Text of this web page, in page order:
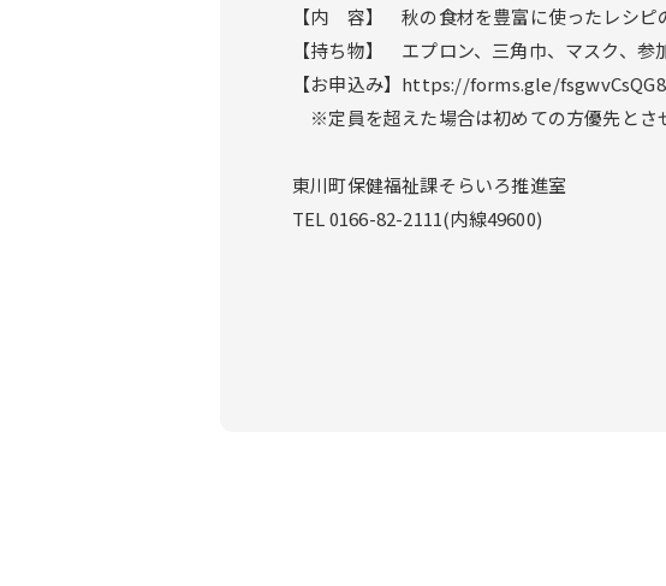
【内 容】 秋の食材を豊富に使ったレシピ
【持ち物】 エプロン、三角巾、マスク、参
【お申込み】https://forms.gle/
※定員を超えた場合は初めての方優先とさ
東川町保健福祉課そらいろ推進室
TEL 0166-82-2111(内線49600)